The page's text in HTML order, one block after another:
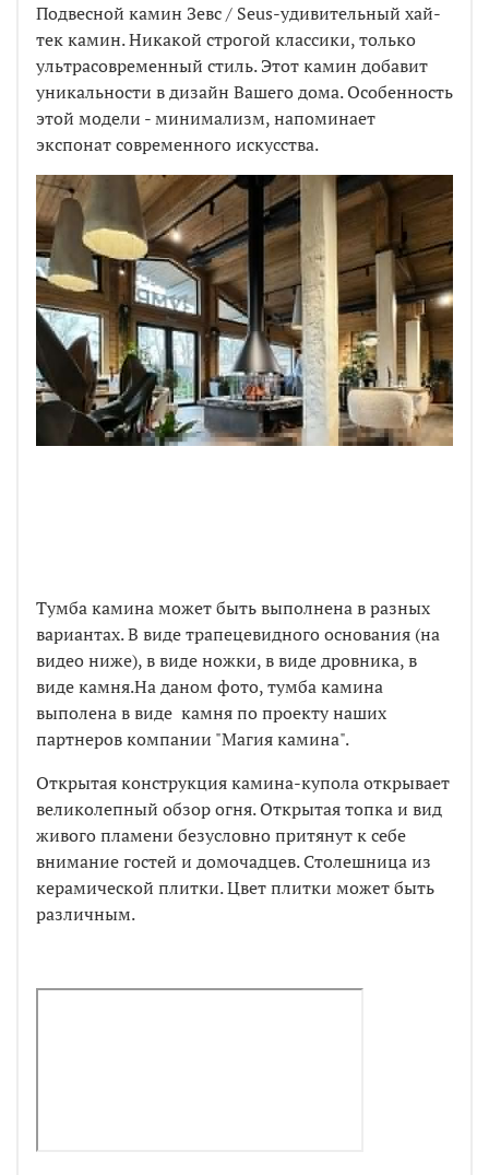
Подвесной камин Зевс / Seus-удивительный хай-
тек камин. Никакой строгой классики, только
ультрасовременный стиль. Этот камин добавит
уникальности в дизайн Вашего дома. Особенность
этой модели - минимализм, напоминает
экспонат современного искусства.
Тумба камина может быть выполнена в разных
вариантах. В виде трапецевидного основания (на
видео ниже), в виде ножки, в виде дровника, в
виде камня.На даном фото, тумба камина
выполена в виде камня по проекту наших
партнеров компании "Магия камина".
Открытая конструкция камина-купола открывает
великолепный обзор огня. Открытая топка и вид
живого пламени безусловно притянут к себе
внимание гостей и домочадцев. Столешница из
керамической плитки. Цвет плитки может быть
различным.